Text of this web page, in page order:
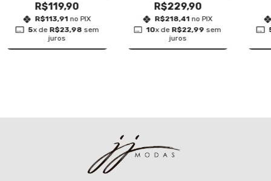
R$119,90
R$113,91 no PIX
5x de R$23,98 sem
juros
COMPRAR
R$229,90
R$218,41 no PIX
10x de R$22,99 sem
juros
COMPRAR